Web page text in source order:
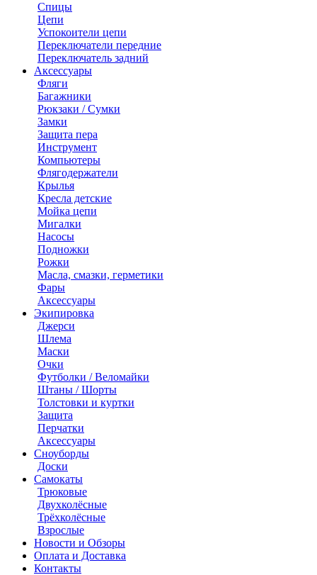
Спицы
Цепи
Успокоители цепи
Переключатели передние
Переключатель задний
Аксессуары
Фляги
Багажники
Рюкзаки / Сумки
Замки
Защита пера
Инструмент
Компьютеры
Флягодержатели
Крылья
Кресла детские
Мойка цепи
Мигалки
Насосы
Подножки
Рожки
Масла, смазки, герметики
Фары
Аксессуары
Экипировка
Джерси
Шлема
Маски
Очки
Футболки / Веломайки
Штаны / Шорты
Толстовки и куртки
Защита
Перчатки
Аксессуары
Сноуборды
Доски
Самокаты
Трюковые
Двухколёсные
Трёхколёсные
Взрослые
Новости и Обзоры
Оплата и Доставка
Контакты